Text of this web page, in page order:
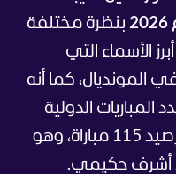
بنظرة مختلفة
الأسماء التي
المونديال، كما أنه
الدولية
بقميص المنتخب المغربي برصيد 115 مباراة، وهو
أشرف حكيمي.